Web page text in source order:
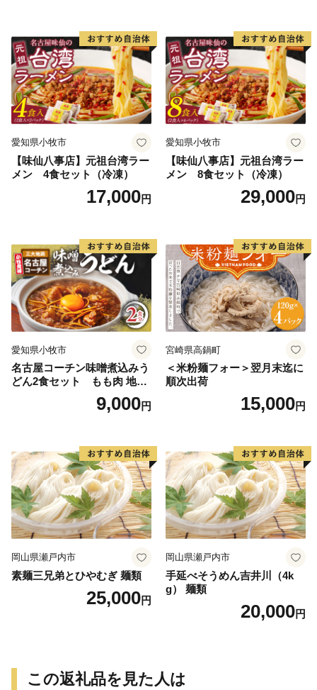
必要情報を記載の上、返送してください。
【ワンストップ特例申請書送付先】
〒897-0006
住所:鹿児島県南さつま市加世田本町41-7
※鹿児島市では、ワンストップ特例申請受付を外部委託
しています。
愛知県小牧市
【味仙八事店】元祖台湾ラー
メン 4食セット（冷凍）
17,000円
愛知県小牧市
【味仙八事店】元祖台湾ラー
メン 8食セット（冷凍）
29,000円
愛知県小牧市
名古屋コーチン味噌煮込みう
どん2食セット もも肉 地鶏
9,000円
宮崎県高鍋町
＜米粉麺フォー＞翌月末迄に
順次出荷
15,000円
岡山県瀬戸内市
素麺三兄弟とひやむぎ 麺類
25,000円
岡山県瀬戸内市
手延べそうめん吉井川（4k
g） 麺類
20,000円
この返礼品を見た人は